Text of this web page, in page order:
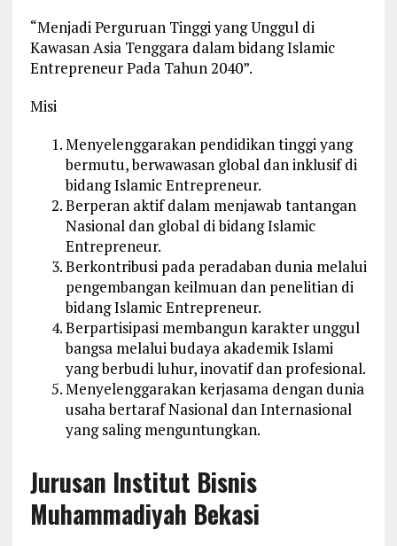
“Menjadi Perguruan Tinggi yang Unggul di
Kawasan Asia Tenggara dalam bidang Islamic
Entrepreneur Pada Tahun 2040”.
Misi
Menyelenggarakan pendidikan tinggi yang
bermutu, berwawasan global dan inklusif di
bidang Islamic Entrepreneur.
Berperan aktif dalam menjawab tantangan
Nasional dan global di bidang Islamic
Entrepreneur.
Berkontribusi pada peradaban dunia melalui
pengembangan keilmuan dan penelitian di
bidang Islamic Entrepreneur.
Berpartisipasi membangun karakter unggul
bangsa melalui budaya akademik Islami
yang berbudi luhur, inovatif dan profesional.
Menyelenggarakan kerjasama dengan dunia
usaha bertaraf Nasional dan Internasional
yang saling menguntungkan.
Jurusan Institut Bisnis
Muhammadiyah Bekasi